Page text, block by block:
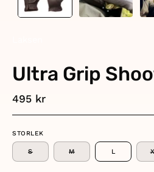
Ultra Grip
495 kr
STORLEK
S M L